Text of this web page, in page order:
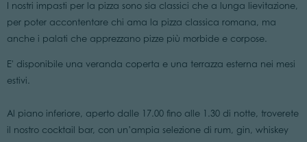
I nostri impasti per la pizza sono sia classici che a lunga lievitazione,
per poter accontentare chi ama la pizza classica romana, ma
anche i palati che apprezzano pizze più morbide e corpose.
E' disponibile una veranda coperta e una terrazza esterna nei mesi
estivi.
Al piano inferiore, aperto dalle 17.00 fino alle 1.30 di notte, troverete
il nostro cocktail bar, con un’ampia selezione di rum, gin, whiskey